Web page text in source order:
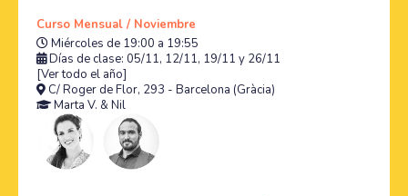
Curso Mensual / Noviembre
Miércoles de 19:00 a 19:55
Días de clase: 05/11, 12/11, 19/11 y 26/11
[Ver todo el año]
C/ Roger de Flor, 293 - Barcelona (Gràcia)
Marta V. & Nil